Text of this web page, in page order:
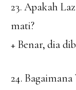
23. Apakah
mati?
+ Benar, dia
24.